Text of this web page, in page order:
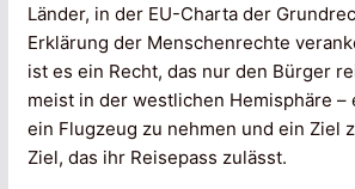
Länder, in der EU-Charta der
Erklärung der Menschenrechte
ist es ein Recht, das nur den Bürger
meist in der westlichen Hemisphäre –
ein Flugzeug zu nehmen und ein Ziel
Ziel, das ihr Reisepass zulässt.